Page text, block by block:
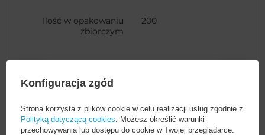
Ilość w opakowaniu
zbiorczym
200
Kod producenta 20159
Konfiguracja zgód
Strona korzysta z plików cookie w celu realizacji usług zgodnie z
Polityką dotyczącą cookies . Możesz określić warunki
przechowywania lub dostępu do cookie w Twojej przeglądarce.